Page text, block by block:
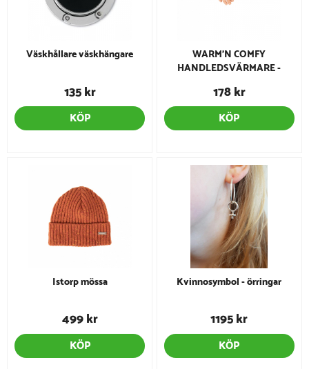
Väskhållare väskhängare
135 kr
KÖP
WARM'N COMFY
HANDLEDSVÄRMARE -
178 kr
KÖP
Istorp mössa
499 kr
KÖP
Kvinnosymbol - örringar
1195 kr
KÖP